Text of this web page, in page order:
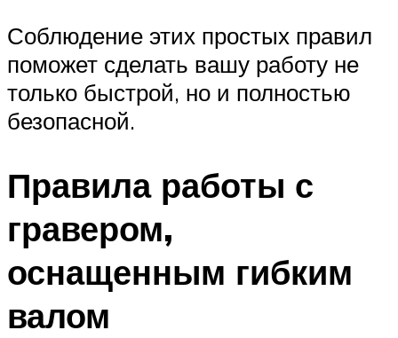
Соблюдение этих простых правил
поможет сделать вашу работу не
только быстрой, но и полностью
безопасной.
Правила работы с
гравером,
оснащенным гибким
валом